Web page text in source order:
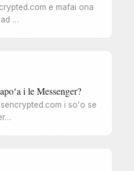
e mafai ona
…
i le Messenger?
i soʻo se